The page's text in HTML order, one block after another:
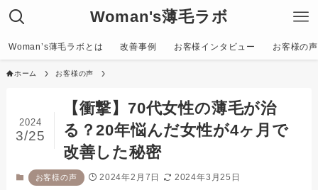
Woman's薄毛ラボ
Woman’s薄毛ラボとは 改善事例 お客様インタビュー お客様の
ホーム お客様の声
【衝撃】70代女性の薄毛が治
る？20年悩んだ女性が4ヶ月で
改善した秘密
2024
3/25
お客様の声 2024年2月7日 2024年3月25日